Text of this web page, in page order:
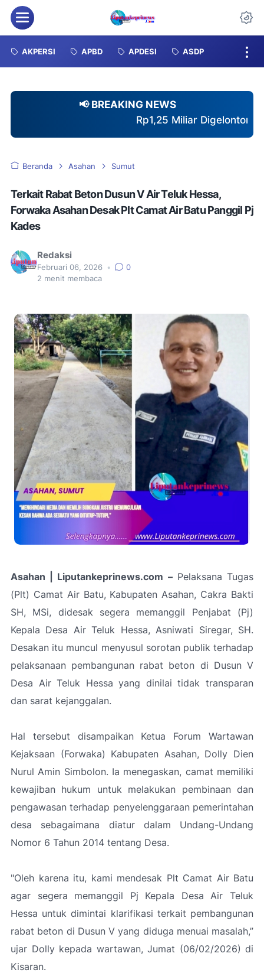
Menu
AKPERSI APBD APDESI ASDP
📢 BREAKING NEWS
Rp1,25 Miliar Digelontorkan untuk Lampu
Beranda Asahan Sumut
Terkait Rabat Beton Dusun V Air Teluk Hessa,
Forwaka Asahan Desak Plt Camat Air Batu Panggil Pj
Kades
Redaksi
Februari 06, 2026 •
0
2 menit membaca
Asahan | Liputankeprinews.com –Pelaksana Tugas
(Plt) Camat Air Batu, Kabupaten Asahan, Cakra Bakti
SH, MSi, didesak segera memanggil Penjabat (Pj)
Kepala Desa Air Teluk Hessa, Asniwati Siregar, SH.
Desakan itu muncul menyusul sorotan publik terhadap
pelaksanaan pembangunan rabat beton di Dusun V
Desa Air Teluk Hessa yang dinilai tidak transparan
dan sarat kejanggalan.
Hal tersebut disampaikan Ketua Forum Wartawan
Kejaksaan (Forwaka) Kabupaten Asahan, Dolly Dien
Nurul Amin Simbolon. Ia menegaskan, camat memiliki
kewajiban hukum untuk melakukan pembinaan dan
pengawasan terhadap penyelenggaraan pemerintahan
desa sebagaimana diatur dalam Undang-Undang
Nomor 6 Tahun 2014 tentang Desa.
"Oleh karena itu, kami mendesak Plt Camat Air Batu
agar segera memanggil Pj Kepala Desa Air Teluk
Hessa untuk dimintai klarifikasi terkait pembangunan
rabat beton di Dusun V yang diduga menuai masalah,”
ujar Dolly kepada wartawan, Jumat (06/02/2026) di
Kisaran.